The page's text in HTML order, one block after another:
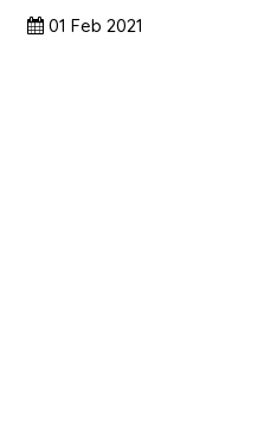
01 Feb 2021